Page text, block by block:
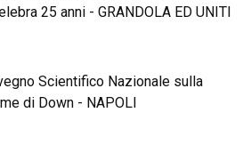
25 anni - GRANDOLA ED UNITI
Scientifico Nazionale sulla
di Down - NAPOLI